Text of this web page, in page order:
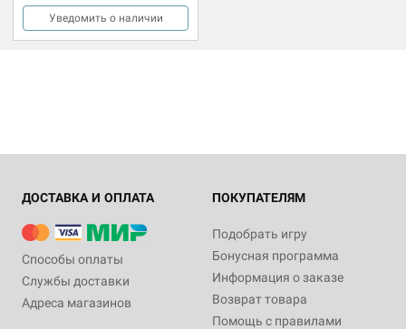
Уведомить о наличии
ДОСТАВКА И ОПЛАТА
Способы оплаты
Службы доставки
Адреса магазинов
ПОКУПАТЕЛЯМ
Подобрать игру
Бонусная программа
Информация о заказе
Возврат товара
Помощь с правилами